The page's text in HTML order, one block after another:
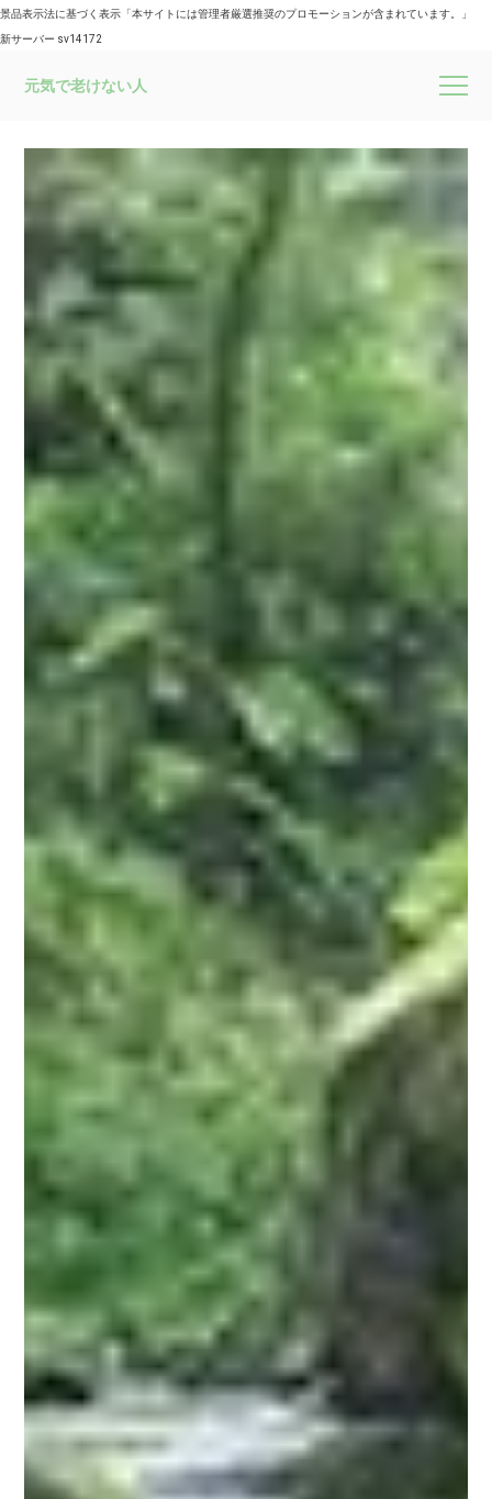
景品表示法に基づく表示「本サイトには管理者厳選推奨のプロモーションが含まれています。」
新サーバー sv14172
元気で老けない人